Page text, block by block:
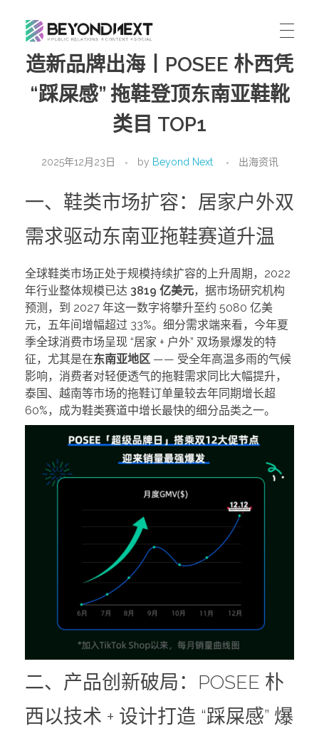
造新营销
海外品牌营销推广策划_海外网红营销_国际广告投放发稿服务
首页
文章
传播策略
出海资讯
媒体资讯
海外整合营销
国际公关代理
海外社媒营销
案例
联系我们
ENGLISH
造新品牌出海丨POSEE 朴西凭
“踩屎感” 拖鞋登顶东南亚鞋靴
类目 TOP1
2025年12月23日 by Beyond Next 出海资讯
一、鞋类市场扩容：居家户外双
需求驱动东南亚拖鞋赛道升温
全球鞋类市场正处于规模持续扩容的上升周期，2022
年行业整体规模已达 3819 亿美元，据市场研究机构
预测，到 2027 年这一数字将攀升至约 5080 亿美
元，五年间增幅超过 33%。细分需求端来看，今年夏
季全球消费市场呈现 “居家 + 户外” 双场景爆发的特
征，尤其是在东南亚地区 —— 受全年高温多雨的气候
影响，消费者对轻便透气的拖鞋需求同比大幅提升，
泰国、越南等市场的拖鞋订单量较去年同期增长超
60%，成为鞋类赛道中增长最快的细分品类之一。
二、产品创新破局：POSEE 朴
西以技术 + 设计打造 “踩屎感” 爆